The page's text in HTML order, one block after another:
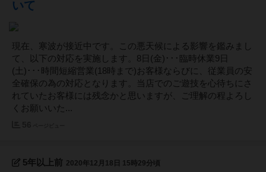
いて
現在、寒波が接近中です。この悪天候による影響を鑑みまし
て、以下の対応を実施します。8日(金)･･･臨時休業9日
(土)･･･時間短縮営業(18時まで)お客様ならびに、従業員の安
全確保の為の対応となります。当店でのご遊技を心待ちにさ
れていたお客様には残念かと思いますが、ご理解の程よろし
くお願いいた...
5年以上前 2020年12月18日 15時29分頃